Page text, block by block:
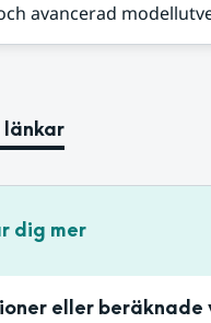
avancerad
dig mer
eller beräknade